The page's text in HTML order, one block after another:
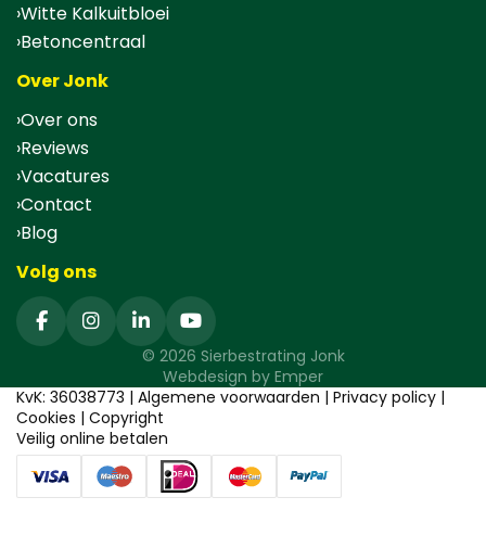
Witte Kalkuitbloei
Betoncentraal
Over Jonk
Over ons
Reviews
Vacatures
Contact
Blog
Volg ons
© 2026 Sierbestrating Jonk
Webdesign by Emper
KvK: 36038773 | Algemene voorwaarden | Privacy policy |
Cookies | Copyright
Veilig online betalen